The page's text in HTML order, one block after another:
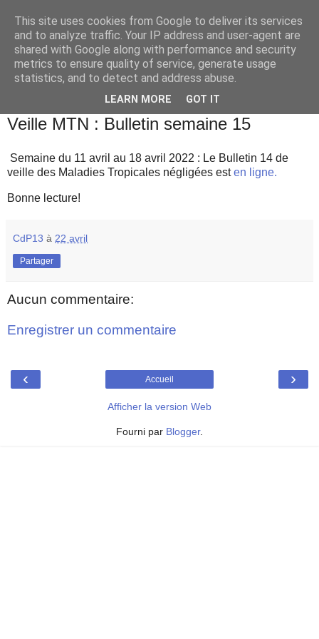
Veille MTN : Bulletin semaine 15
Semaine du 11 avril au 18 avril 2022 : Le Bulletin 14 de
veille des Maladies Tropicales négligées esten ligne.
Bonne lecture!
CdP13 à 22 avril
Partager
Aucun commentaire:
Enregistrer un commentaire
‹ ›
Accueil
Afficher la version Web
Fourni par Blogger.
This site uses cookies from Google to deliver its services
and to analyze traffic. Your IP address and user-agent are
shared with Google along with performance and security
metrics to ensure quality of service, generate usage
statistics, and to detect and address abuse.
LEARN MORE GOT IT